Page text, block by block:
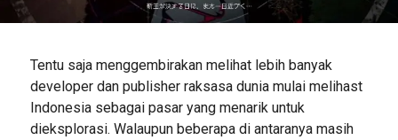
Tentu saja menggembirakan melihat lebih banyak
developer dan publisher raksasa dunia mulai melihast
Indonesia sebagai pasar yang menarik untuk
dieksplorasi. Walaupun beberapa di antaranya masih